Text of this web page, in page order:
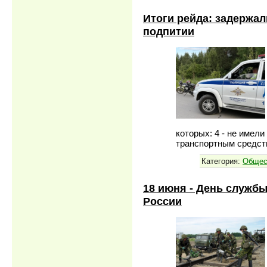
Итоги рейда:
подпитии
которых: 4 - не
транспортным
Категория:
18 июня - День
России